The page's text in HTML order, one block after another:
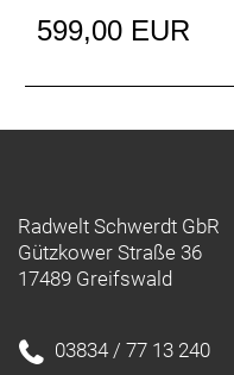
599,00 EUR
Radwelt Schwerdt GbR
Gützkower Straße 36
17489 Greifswald
03834 / 77 13 240